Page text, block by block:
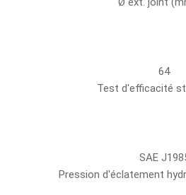
64
Test d'efficacité
SAE
Pression d'éclatement